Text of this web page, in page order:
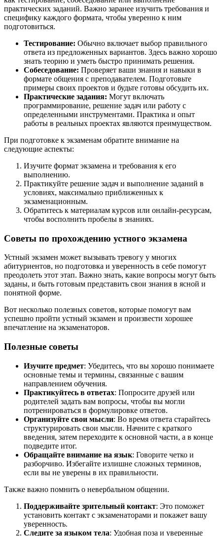
практических заданий. Важно заранее изучить требования и
специфику каждого формата, чтобы уверенно к ним
подготовиться.
Тестирование: Обычно включает выбор правильного
ответа из предложенных вариантов. Здесь важно хорошо
знать теорию и уметь быстро принимать решения.
Собеседование: Проверяет ваши знания и навыки в
формате общения с преподавателем. Подготовьте
примеры своих проектов и будьте готовы обсудить их.
Практические задания: Могут включать
программирование, решение задач или работу с
определенными инструментами. Практика и опыт
работы в реальных проектах являются преимуществом.
При подготовке к экзаменам обратите внимание на
следующие аспекты:
Изучите формат экзамена и требования к его
выполнению.
Практикуйте решение задач и выполнение заданий в
условиях, максимально приближенных к
экзаменационным.
Обратитесь к материалам курсов или онлайн-ресурсам,
чтобы восполнить пробелы в знаниях.
Советы по прохождению устного экзамена
Устный экзамен может вызывать тревогу у многих
абитуриентов, но подготовка и уверенность в себе помогут
преодолеть этот этап. Важно знать, какие вопросы могут быть
заданы, и быть готовым представить свои знания в ясной и
понятной форме.
Вот несколько полезных советов, которые помогут вам
успешно пройти устный экзамен и произвести хорошее
впечатление на экзаменаторов.
Полезные советы
Изучите предмет: Убедитесь, что вы хорошо понимаете
основные темы и термины, связанные с вашим
направлением обучения.
Практикуйтесь в ответах: Попросите друзей или
родителей задать вам вопросы, чтобы вы могли
потренироваться в формулировке ответов.
Организуйте свои мысли: Во время ответа старайтесь
структурировать свои мысли. Начните с краткого
введения, затем переходите к основной части, а в конце
подведите итог.
Обращайте внимание на язык: Говорите четко и
разборчиво. Избегайте излишне сложных терминов,
если вы не уверены в их правильности.
Также важно помнить о невербальном общении.
Поддерживайте зрительный контакт: Это поможет
установить контакт с экзаменаторами и покажет вашу
уверенность.
Следите за языком тела: Удобная поза и уверенные